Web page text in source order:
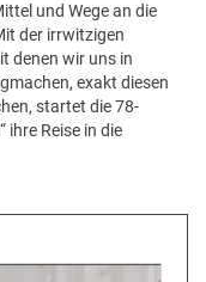
und Wege an die
der irrwitzigen
denen wir uns in
exakt diesen
startet die 78-
ihre Reise in die